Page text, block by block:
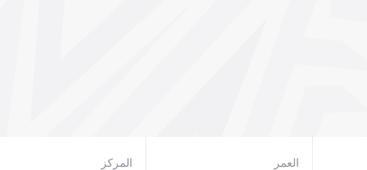
العمر المركز